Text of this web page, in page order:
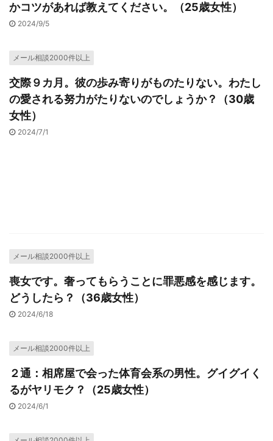
かコツがあれば教えてください。（25歳女性）
2024/9/5
メール相談2000件以上
交際９カ月。彼の歩み寄りがものたりない。わたし
の愛される努力がたりないのでしょうか？（30歳
女性）
2024/7/1
メール相談2000件以上
喪女です。奢ってもらうことに罪悪感を感じます。
どうしたら？（36歳女性）
2024/6/18
メール相談2000件以上
２通：相席屋で会った体育会系の男性。グイグイく
るがヤリモク？（25歳女性）
2024/6/1